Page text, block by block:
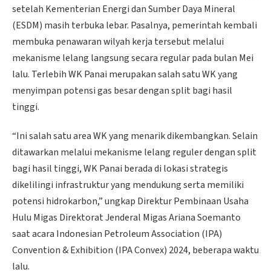
setelah Kementerian Energi dan Sumber Daya Mineral
(ESDM) masih terbuka lebar. Pasalnya, pemerintah kembali
membuka penawaran wilyah kerja tersebut melalui
mekanisme lelang langsung secara regular pada bulan Mei
lalu. Terlebih WK Panai merupakan salah satu WK yang
menyimpan potensi gas besar dengan split bagi hasil
tinggi.
“Ini salah satu area WK yang menarik dikembangkan. Selain
ditawarkan melalui mekanisme lelang reguler dengan split
bagi hasil tinggi, WK Panai berada di lokasi strategis
dikelilingi infrastruktur yang mendukung serta memiliki
potensi hidrokarbon,” ungkap Direktur Pembinaan Usaha
Hulu Migas Direktorat Jenderal Migas Ariana Soemanto
saat acara Indonesian Petroleum Association (IPA)
Convention & Exhibition (IPA Convex) 2024, beberapa waktu
lalu.